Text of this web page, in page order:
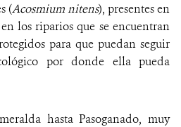
(Acosmium nitens), presentes en
los riparios que se encuentran
para que puedan seguir
por donde ella pueda
hasta Pasoganado, muy